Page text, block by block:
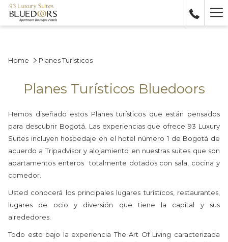
Home Planes Turísticos
Planes Turísticos Bluedoors
Hemos diseñado estos Planes turísticos que están pensados
para descubrir Bogotá. Las experiencias que ofrece 93 Luxury
Suites incluyen hospedaje en el hotel número 1 de Bogotá de
acuerdo a Tripadvisor y alojamiento en nuestras suites que son
apartamentos enteros totalmente dotados con sala, cocina y
comedor.
Usted conocerá los principales lugares turísticos, restaurantes,
lugares de ocio y diversión que tiene la capital y sus
alrededores.
Todo esto bajo la experiencia The Art Of Living caracterizada